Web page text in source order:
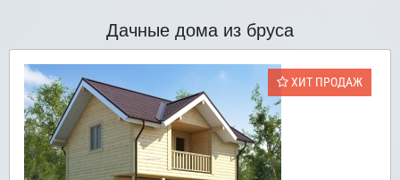
Дачные дома из бруса
ХИТ ПРОДАЖ